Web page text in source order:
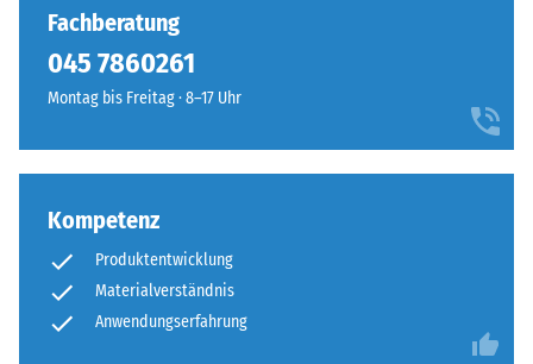
Fachberatung
045 7860261‬
Montag bis Freitag · 8–17 Uhr
Kompetenz
Produktentwicklung
Materialverständnis
Anwendungserfahrung